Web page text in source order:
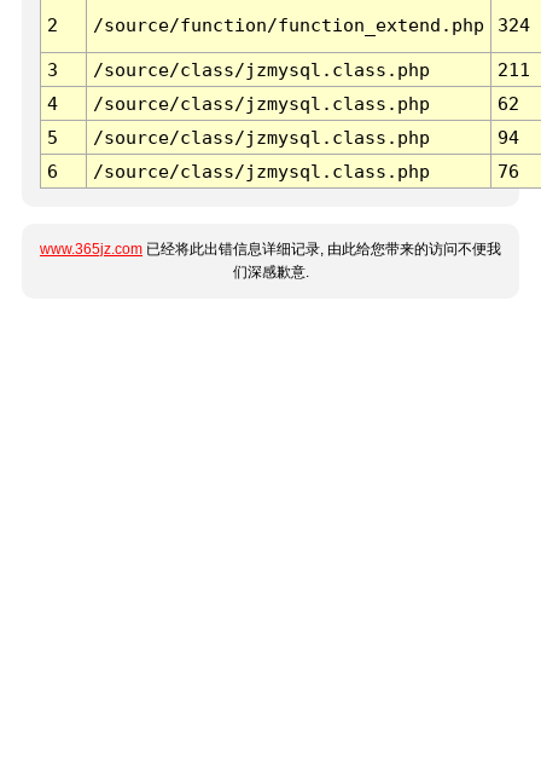
2 /source/function/function_extend.php 324
3 /source/class/jzmysql.class.php
211
4
/source/class/jzmysql.class.php
62
5
/source/class/jzmysql.class.php
94
6
/source/class/jzmysql.class.php 76
www.365jz.com 已经将此出错信息详细记录, 由此给您带来的访问不便我
们深感歉意.